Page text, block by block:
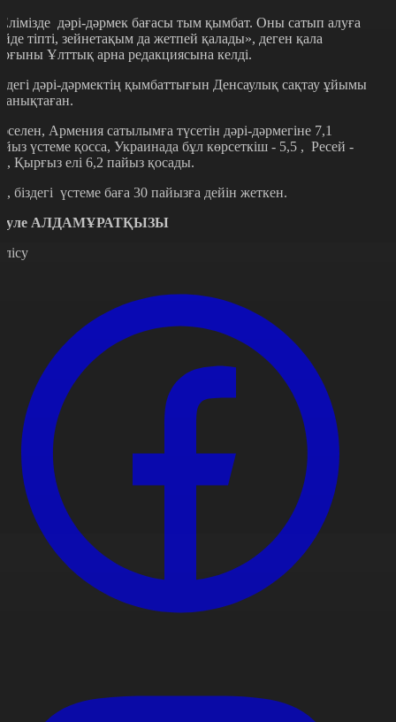
дәрі-дәрмек бағасы тым қымбат. Оны сатып алуға
тіпті, зейнетақым да жетпей қалады», деген қала
Ұлттық арна редакциясына келді.
дәрі-дәрмектің қымбаттығын Денсаулық сақтау ұйымы
анықтаған.
Армения сатылымға түсетін дәрі-дәрмегіне 7,1
үстеме қосса, Украинада бұл көрсеткіш - 5,5 , Ресей -
Қырғыз елі 6,2 пайыз қосады.
біздегі үстеме баға 30 пайызға дейін жеткен.
АЛДАМҰРАТҚЫЗЫ